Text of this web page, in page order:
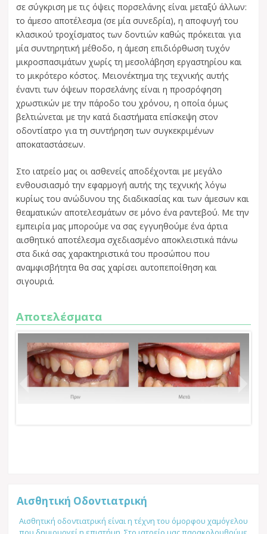
σε σύγκριση με τις όψεις πορσελάνης είναι μεταξύ άλλων:
το άμεσο αποτέλεσμα (σε μία συνεδρία), η αποφυγή του
κλασικού τροχίσματος των δοντιών καθώς πρόκειται για
μία συντηρητική μέθοδο, η άμεση επιδιόρθωση τυχόν
μικροσπασιμάτων χωρίς τη μεσολάβηση εργαστηρίου και
το μικρότερο κόστος. Μειονέκτημα της τεχνικής αυτής
έναντι των όψεων πορσελάνης είναι η προσρόφηση
χρωστικών με την πάροδο του χρόνου, η οποία όμως
βελτιώνεται με την κατά διαστήματα επίσκεψη στον
οδοντίατρο για τη συντήρηση των συγκεκριμένων
αποκαταστάσεων.
Στο ιατρείο μας οι ασθενείς αποδέχονται με μεγάλο
ενθουσιασμό την εφαρμογή αυτής της τεχνικής λόγω
κυρίως του ανώδυνου της διαδικασίας και των άμεσων και
θεαματικών αποτελεσμάτων σε μόνο ένα ραντεβού. Με την
εμπειρία μας μπορούμε να σας εγγυηθούμε ένα άρτια
αισθητικό αποτέλεσμα σχεδιασμένο αποκλειστικά πάνω
στα δικά σας χαρακτηριστικά του προσώπου που
αναμφισβήτητα θα σας χαρίσει αυτοπεποίθηση και
σιγουριά.
Αποτελέσματα
Αισθητική Οδοντιατρική
Αισθητική οδοντιατρική είναι η τέχνη του όμορφου χαμόγελου